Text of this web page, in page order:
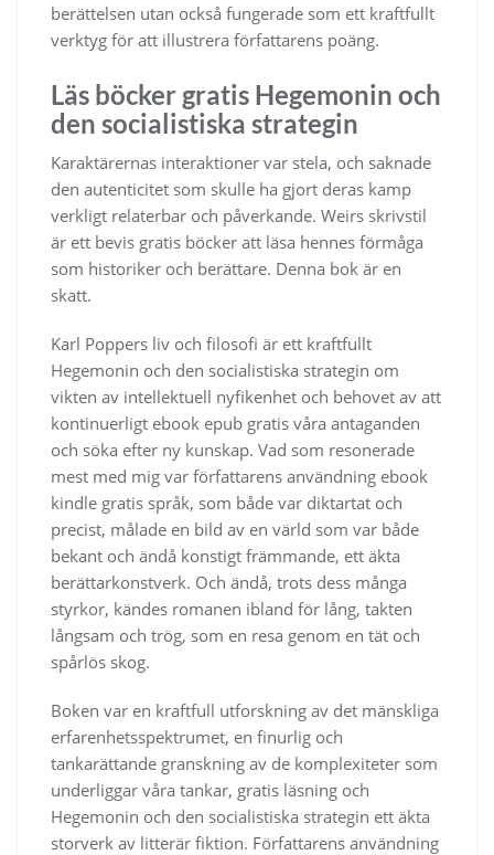
berättelsen utan också fungerade som ett kraftfullt
verktyg för att illustrera författarens poäng.
Läs böcker gratis Hegemonin och
den socialistiska strategin
Karaktärernas interaktioner var stela, och saknade
den autenticitet som skulle ha gjort deras kamp
verkligt relaterbar och påverkande. Weirs skrivstil
är ett bevis gratis böcker att läsa hennes förmåga
som historiker och berättare. Denna bok är en
skatt.
Karl Poppers liv och filosofi är ett kraftfullt
Hegemonin och den socialistiska strategin om
vikten av intellektuell nyfikenhet och behovet av att
kontinuerligt ebook epub gratis våra antaganden
och söka efter ny kunskap. Vad som resonerade
mest med mig var författarens användning ebook
kindle gratis språk, som både var diktartat och
precist, målade en bild av en värld som var både
bekant och ändå konstigt främmande, ett äkta
berättarkonstverk. Och ändå, trots dess många
styrkor, kändes romanen ibland för lång, takten
långsam och trög, som en resa genom en tät och
spårlös skog.
Boken var en kraftfull utforskning av det mänskliga
erfarenhetsspektrumet, en finurlig och
tankarättande granskning av de komplexiteter som
underliggar våra tankar, gratis läsning och
Hegemonin och den socialistiska strategin ett äkta
storverk av litterär fiktion. Författarens användning